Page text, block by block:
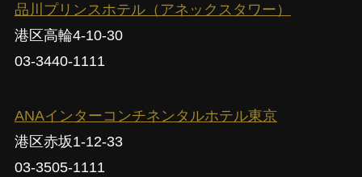
品川プリンスホテル（アネックスタワー）
港区高輪4-10-30
03-3440-1111
ANAインターコンチネンタルホテル東京
港区赤坂1-12-33
03-3505-1111